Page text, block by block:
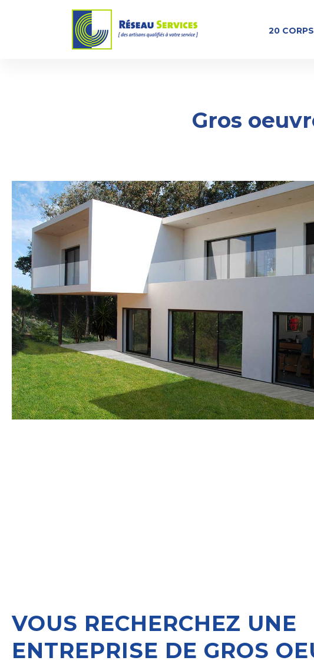
20
Gros
VOUS RECHERCHEZ UNE
ENTREPRISE DE GROS